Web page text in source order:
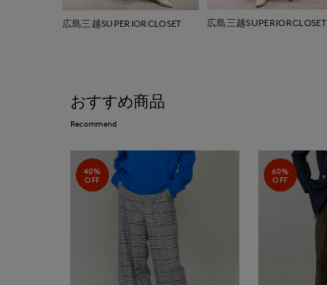
広島三越SUPERIORCLOSET 広島三越SUPERIORCLOSET
おすすめ商品
Recommend
40%
OFF
60%
OFF